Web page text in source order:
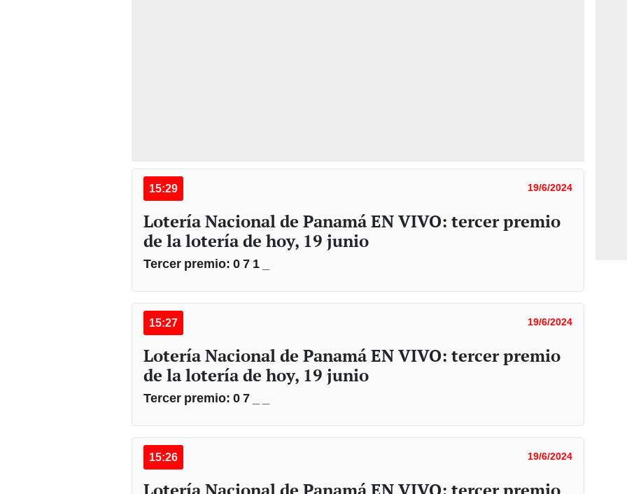
15:29 19/6/2024
Lotería Nacional de Panamá EN VIVO: tercer premio
de la lotería de hoy, 19 junio
Tercer premio: 0 7 1 _
15:27 19/6/2024
Lotería Nacional de Panamá EN VIVO: tercer premio
de la lotería de hoy, 19 junio
Tercer premio: 0 7 _ _
15:26 19/6/2024